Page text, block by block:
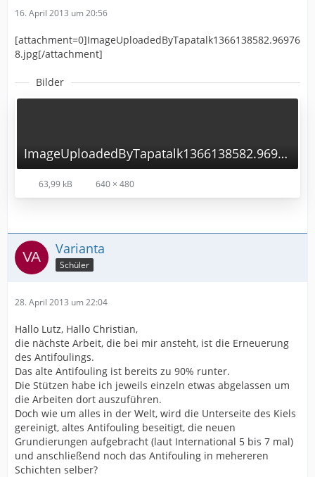
16. April 2013 um 20:56
[attachment=0]ImageUploadedByTapatalk1366138582.96976
8.jpg[/attachment]
Bilder
ImageUploadedByTapatalk1366138582.969768.jpg
63,99 kB 640 × 480
Varianta
Schüler
28. April 2013 um 22:04
Hallo Lutz, Hallo Christian,
die nächste Arbeit, die bei mir ansteht, ist die Erneuerung
des Antifoulings.
Das alte Antifouling ist bereits zu 90% runter.
Die Stützen habe ich jeweils einzeln etwas abgelassen um
die Arbeiten dort auszuführen.
Doch wie um alles in der Welt, wird die Unterseite des Kiels
gereinigt, altes Antifouling beseitigt, die neuen
Grundierungen aufgebracht (laut International 5 bis 7 mal)
und anschließend noch das Antifouling in mehereren
Schichten selber?